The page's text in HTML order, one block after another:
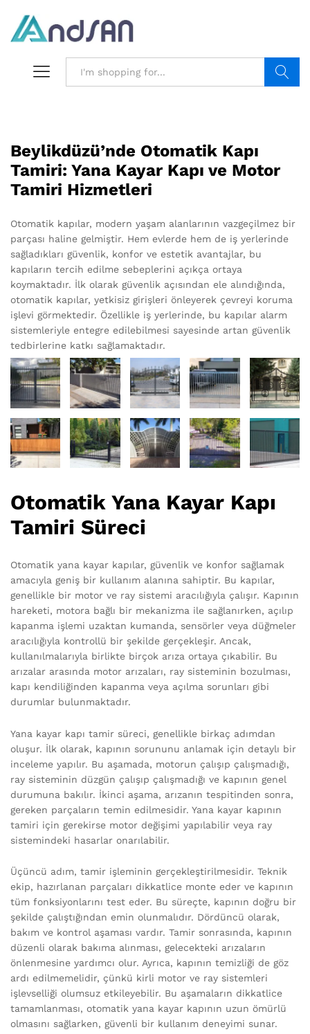
Beylikdüzü’nde Otomatik Kapı
Tamiri: Yana Kayar Kapı ve Motor
Tamiri Hizmetleri
Otomatik kapılar, modern yaşam alanlarının vazgeçilmez bir
parçası haline gelmiştir. Hem evlerde hem de iş yerlerinde
sağladıkları güvenlik, konfor ve estetik avantajlar, bu
kapıların tercih edilme sebeplerini açıkça ortaya
koymaktadır. İlk olarak güvenlik açısından ele alındığında,
otomatik kapılar, yetkisiz girişleri önleyerek çevreyi koruma
işlevi görmektedir. Özellikle iş yerlerinde, bu kapılar alarm
sistemleriyle entegre edilebilmesi sayesinde artan güvenlik
tedbirlerine katkı sağlamaktadır.
Otomatik Yana Kayar Kapı
Tamiri Süreci
Otomatik yana kayar kapılar, güvenlik ve konfor sağlamak
amacıyla geniş bir kullanım alanına sahiptir. Bu kapılar,
genellikle bir motor ve ray sistemi aracılığıyla çalışır. Kapının
hareketi, motora bağlı bir mekanizma ile sağlanırken, açılıp
kapanma işlemi uzaktan kumanda, sensörler veya düğmeler
aracılığıyla kontrollü bir şekilde gerçekleşir. Ancak,
kullanılmalarıyla birlikte birçok arıza ortaya çıkabilir. Bu
arızalar arasında motor arızaları, ray sisteminin bozulması,
kapı kendiliğinden kapanma veya açılma sorunları gibi
durumlar bulunmaktadır.
Yana kayar kapı tamir süreci, genellikle birkaç adımdan
oluşur. İlk olarak, kapının sorununu anlamak için detaylı bir
inceleme yapılır. Bu aşamada, motorun çalışıp çalışmadığı,
ray sisteminin düzgün çalışıp çalışmadığı ve kapının genel
durumuna bakılır. İkinci aşama, arızanın tespitinden sonra,
gereken parçaların temin edilmesidir. Yana kayar kapının
tamiri için gerekirse motor değişimi yapılabilir veya ray
sistemindeki hasarlar onarılabilir.
Üçüncü adım, tamir işleminin gerçekleştirilmesidir. Teknik
ekip, hazırlanan parçaları dikkatlice monte eder ve kapının
tüm fonksiyonlarını test eder. Bu süreçte, kapının doğru bir
şekilde çalıştığından emin olunmalıdır. Dördüncü olarak,
bakım ve kontrol aşaması vardır. Tamir sonrasında, kapının
düzenli olarak bakıma alınması, gelecekteki arızaların
önlenmesine yardımcı olur. Ayrıca, kapının temizliği de göz
ardı edilmemelidir, çünkü kirli motor ve ray sistemleri
işlevselliği olumsuz etkileyebilir. Bu aşamaların dikkatlice
tamamlanması, otomatik yana kayar kapının uzun ömürlü
olmasını sağlarken, güvenli bir kullanım deneyimi sunar.